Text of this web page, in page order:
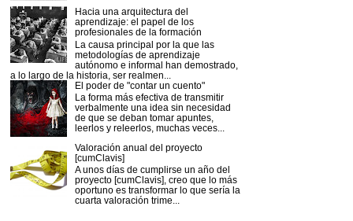
Hacia una arquitectura del
aprendizaje: el papel de los
profesionales de la formación
La causa principal por la que las
metodologías de aprendizaje
autónomo e informal han demostrado,
a lo largo de la historia, ser realmen...
El poder de "contar un cuento"
La forma más efectiva de transmitir
verbalmente una idea sin necesidad
de que se deban tomar apuntes,
leerlos y releerlos, muchas veces...
Valoración anual del proyecto
[cumClavis]
A unos días de cumplirse un año del
proyecto [cumClavis], creo que lo más
oportuno es transformar lo que sería la
cuarta valoración trime...